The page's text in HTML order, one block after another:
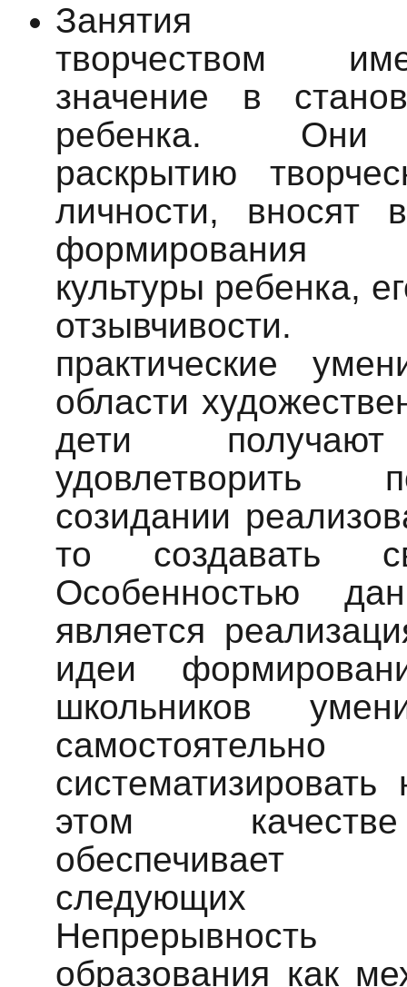
Занятия
творчеством
значение в
ребенка. Они
раскрытию
личности, вносят
формирования
культуры ребенка,
практические
области
дети получают
удовлетворить
созидании
то создавать
Особенностью
является
идеи
школьников
этом
следующих
Непрерывность
образования как